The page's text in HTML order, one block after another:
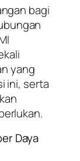
bagi
yang
ini, serta
Daya